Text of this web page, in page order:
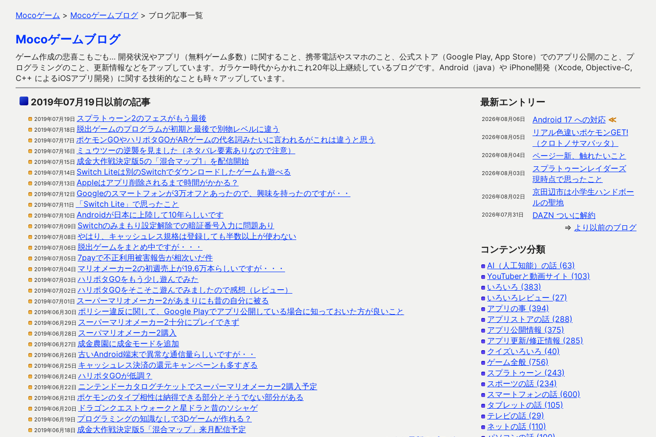
Mocoゲーム > Mocoゲームブログ > ブログ記事一覧
Mocoゲームブログ
ゲーム作成の悲喜こもごも… 開発状況やアプリ（無料ゲーム多数）に関すること、携帯電話やスマホのこと、公式ストア（Google Play, App Store）でのアプリ公開のこと、プ
ログラミングのこと、更新情報などをアップしています。ガラケー時代からかれこれ20年以上継続しているブログです。Android（java）や iPhone開発（Xcode, Objective-C,
C++ によるiOSアプリ開発）に関する技術的なことも時々アップしています。
2019年07月19日以前の記事
2019年07月19日 スプラトゥーン2のフェスがもう最後
2019年07月18日 脱出ゲームのプログラムが初期と最後で別物レベルに違う
2019年07月17日 ポケモンGOやハリポタGOがARゲームの代名詞みたいに言われるがこれは違うと思う
2019年07月16日 ミュウツーの逆襲を見ました（ネタバレ要素ありなので注意）
2019年07月15日 成金大作戦決定版5の「混合マップ1」を配信開始
2019年07月14日 Switch Liteは別のSwitchでダウンロードしたゲームも遊べる
2019年07月13日 Appleはアプリ削除されるまで時間がかかる？
2019年07月12日 Googleのスマートフォンが3万オフとあったので、興味を持ったのですが・・
2019年07月11日 「Switch Lite」で思ったこと
2019年07月10日 Androidが日本に上陸して10年らしいです
2019年07月09日 Switchのみまもり設定解除での暗証番号入力に問題あり
2019年07月08日 やはり、キャッシュレス規格は登録しても半数以上が使わない
2019年07月06日 脱出ゲームをまとめ中ですが・・・
2019年07月05日 7payで不正利用被害報告が相次いだ件
2019年07月04日 マリオメーカー2の初週売上が19.6万本らしいですが・・・
2019年07月03日 ハリポタGOをもう少し遊んでみた
2019年07月02日 ハリポタGOをそこそこ遊んでみましたので感想（レビュー）
2019年07月01日 スーパーマリオメーカー2があまりにも昔の自分に被る
2019年06月30日 ポリシー違反に関して、Google Playでアプリ公開している場合に知っておいた方が良いこと
2019年06月29日 スーパーマリオメーカー2十分にプレイできず
2019年06月28日 スーパマリオメーカー2購入
2019年06月27日 成金農園に成金モードを追加
2019年06月26日 古いAndroid端末で異常な通信量らしいですが・・
2019年06月25日 キャッシュレス決済の還元キャンペーンも多すぎる
2019年06月24日 ハリポタGOが低調？
2019年06月22日 ニンテンドーカタログチケットでスーパーマリオメーカー2購入予定
2019年06月21日 ポケモンのタイプ相性は納得できる部分とそうでない部分がある
2019年06月20日 ドラゴンクエストウォークと星ドラと昔のソシャゲ
2019年06月19日 プログラミングの知識なしで3Dゲームが作れる？
2019年06月18日 成金大作戦決定版5「混合マップ」来月配信予定
最新エントリー
2026年08月06日 Android 17 への対応 ≪
2026年08月05日
リアル色違いポケモンGET!
（クロトノサマバッタ）
2026年08月04日 ページ一新、触れたいこと
2026年08月03日
スプラトゥーンレイダーズ
現時点で思ったこと
2026年08月02日
京田辺市は小学生ハンドボー
ルの聖地
2026年07月31日
DAZN ついに解約
⇒ より以前のブログ
コンテンツ分類
AI（人工知能）の話 (63)
YouTuberと動画サイト (103)
いろいろ (383)
いろいろレビュー (27)
アプリの事 (394)
アプリストアの話 (288)
アプリ公開情報 (375)
アプリ更新/修正情報 (285)
クイズいろいろ (40)
ゲーム全般 (756)
スプラトゥーン (243)
スポーツの話 (234)
スマートフォンの話 (600)
タブレットの話 (105)
テレビの話 (29)
ネットの話 (110)